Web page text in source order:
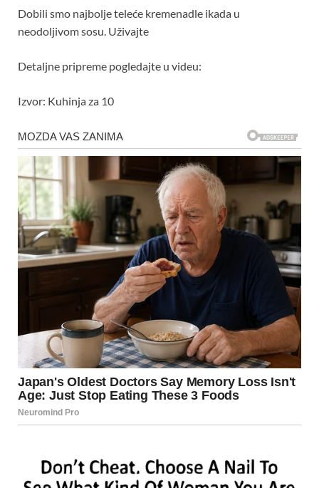
Dobili smo najbolje teleće kremenadle ikada u
neodoljivom sosu. Uživajte
Detaljne pripreme pogledajte u videu:
Izvor: Kuhinja za 10